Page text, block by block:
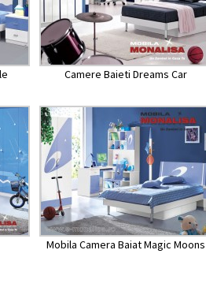
Camere Baieti Dreams Car
Mobila Camera Baiat Magic Moons